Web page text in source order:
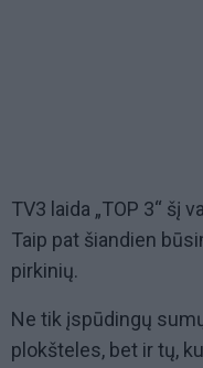
TV3 laida „TOP 3“ šį
Taip pat šiandien
pirkinių.
Ne tik įspūdingų
plokšteles, bet ir tų,